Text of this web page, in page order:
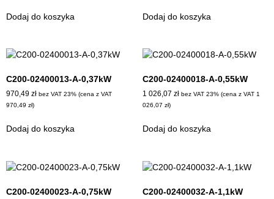
Dodaj do koszyka Dodaj do koszyka
C200-02400013-A-0,37kW
970,49 zł bez VAT 23% (cena z VAT
970,49 zł)
Dodaj do koszyka
C200-02400018-A-0,55kW
1 026,07 zł bez VAT 23% (cena z VAT 1
026,07 zł)
Dodaj do koszyka
C200-02400023-A-0,75kW C200-02400032-A-1,1kW